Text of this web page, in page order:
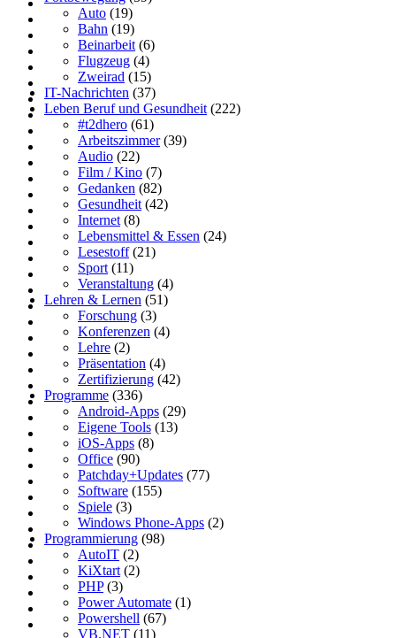
Auto (19)
Bahn (19)
Beinarbeit (6)
Flugzeug (4)
Zweirad (15)
IT-Nachrichten (37)
Leben Beruf und Gesundheit (222)
#t2dhero (61)
Arbeitszimmer(39)
Audio (22)
Film / Kino (7)
Gedanken (82)
Gesundheit (42)
Internet (8)
Lebensmittel & Essen (24)
Lesestoff(21)
Sport (11)
Veranstaltung (4)
Lehren & Lernen (51)
Forschung (3)
Konferenzen (4)
Lehre (2)
Präsentation (4)
Zertifizierung (42)
Programme (336)
Android-Apps (29)
Eigene Tools (13)
iOS-Apps (8)
Office (90)
Patchday+Updates (77)
Software (155)
Spiele (3)
Windows Phone-Apps (2)
Programmierung (98)
AutoIT (2)
KiXtart (2)
PHP(3)
Power Automate (1)
Powershell (67)
VB.NET (11)